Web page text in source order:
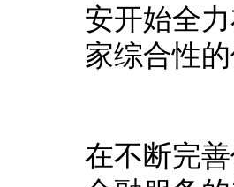
安开始全
家综合性的
在不断完